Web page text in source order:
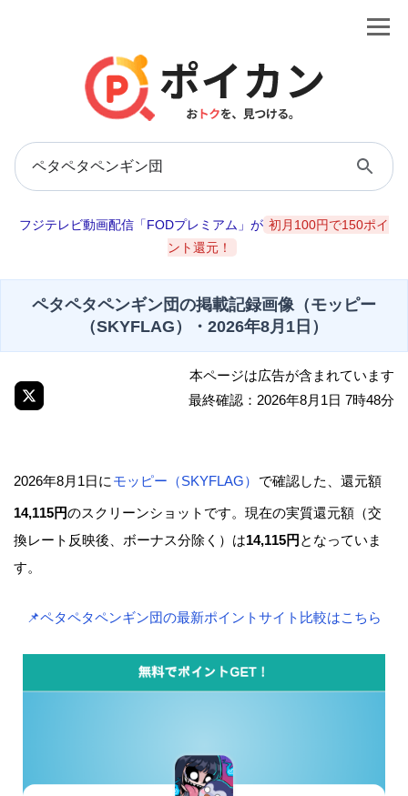
フジテレビ動画配信「FODプレミアム」が 初月100円で150ポイ
ント還元！
ペタペタペンギン団の掲載記録画像（モッピー
（SKYFLAG）・2026年8月1日）
本ページは広告が含まれています
最終確認：2026年8月1日 7時48分
2026年8月1日に モッピー（SKYFLAG） で確認した、還元額
14,115円のスクリーンショットです。現在の実質還元額（交
換レート反映後、ボーナス分除く）は14,115円 となっていま
す。
📌ペタペタペンギン団の最新ポイントサイト比較はこちら